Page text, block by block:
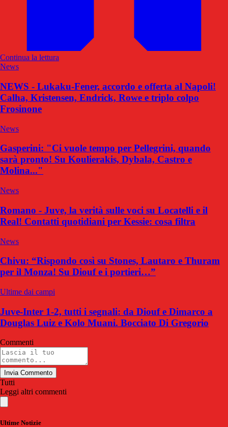
Continua la lettura
News
NEWS - Lukaku-Fener, accordo e offerta al Napoli!
Calha, Kristensen, Endrick, Rowe e triplo colpo
Frosinone
News
Gasperini: "Ci vuole tempo per Pellegrini, quando
sarà pronto! Su Koulierakis, Dybala, Castro e
Molina..."
News
Romano - Juve, la verità sulle voci su Locatelli e il
Real! Contatti quotidiani per Kessie: cosa filtra
News
Chivu: “Rispondo così su Stones, Lautaro e Thuram
per il Monza! Su Diouf e i portieri…”
Ultime dai campi
Juve-Inter 1-2, tutti i segnali: da Diouf e Dimarco a
Douglas Luiz e Kolo Muani. Bocciato Di Gregorio
Commenti
Invia Commento
Tutti
Leggi altri commenti
Ultime Notizie